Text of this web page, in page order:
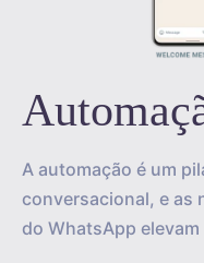
A automação é um
conversacional, e as
do WhatsApp